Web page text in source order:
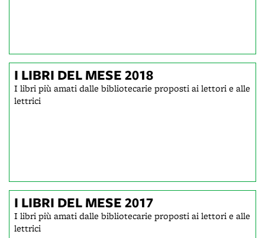
I LIBRI DEL MESE 2018
I libri più amati dalle bibliotecarie proposti ai lettori e alle
lettrici
I LIBRI DEL MESE 2017
I libri più amati dalle bibliotecarie proposti ai lettori e alle
lettrici